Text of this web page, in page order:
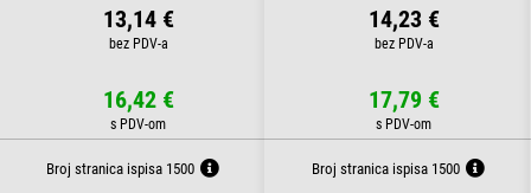
13,14 €
16,42 €
Broj stranica ispisa 1500
14,23 €
17,79 €
Broj stranica ispisa 1500